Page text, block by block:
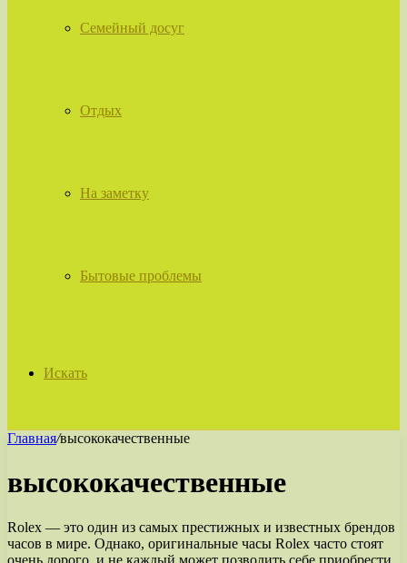
Семейный досуг
Отдых
На заметку
Бытовые проблемы
Искать
Главная/высококачественные
высококачественные
Rolex — это один из самых престижных и известных брендов
часов в мире. Однако, оригинальные часы Rolex часто стоят
очень дорого, и не каждый может позволить себе приобрести